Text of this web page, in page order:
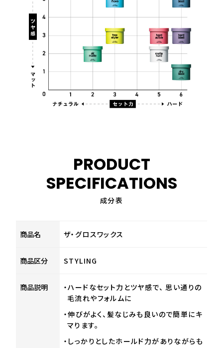
PRODUCT
SPECIFICATIONS
成分表
商品名 ザ・グロスワックス
商品区分 STYLING
商品説明
・ハードなセット力とツヤ感で、 思い通りの
毛流れやフォルムに
・伸びがよく、髪なじみも良いので簡単にキ
マります。
・しっかりとしたホールド力がありながらも